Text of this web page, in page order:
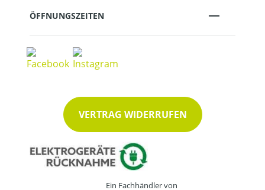
ÖFFNUNGSZEITEN
VERTRAG WIDERRUFEN
Ein Fachhändler von